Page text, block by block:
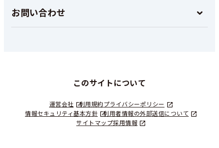
お問い合わせ
このサイトについて
運営会社 利用規約プライバシーポリシー
情報セキュリティ基本方針
利用者情報の外部送信について
サイトマップ採用情報